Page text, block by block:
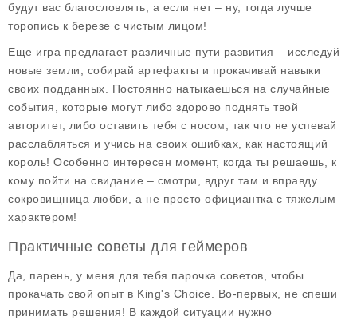
будут вас благословлять, а если нет – ну, тогда лучше
торопись к березе с чистым лицом!
Еще игра предлагает различные пути развития – исследуй
новые земли, собирай артефакты и прокачивай навыки
своих подданных. Постоянно натыкаешься на случайные
события, которые могут либо здорово поднять твой
авторитет, либо оставить тебя с носом, так что не успевай
расслабляться и учись на своих ошибках, как настоящий
король! Особенно интересен момент, когда ты решаешь, к
кому пойти на свидание – смотри, вдруг там и вправду
сокровищница любви, а не просто официантка с тяжелым
характером!
Практичные советы для геймеров
Да, парень, у меня для тебя парочка советов, чтобы
прокачать свой опыт в King's Choice . Во-первых, не спеши
принимать решения! В каждой ситуации нужно